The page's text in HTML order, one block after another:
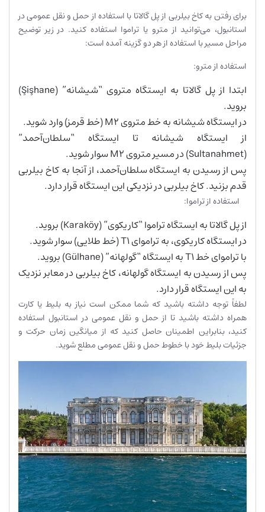
برای رفتن به کاخ بیلربی از پل گالاتا با استفاده از حمل و نقل عمومی در
استانبول، می‌توانید از مترو یا تراموا استفاده کنید. در زیر توضیح
مراحل مسیر با استفاده از هر دو گزینه آمده است:
استفاده از مترو:
ابتدا از پل گالاتا به ایستگاه متروی “شیشانه” (Şişhane)
بروید.
در ایستگاه شیشانه به خط متروی M2 (خط قرمز) وارد شوید.
از ایستگاه شیشانه تا ایستگاه “سلطان‌آحمد”
(Sultanahmet) در مسیر متروی M2 سوار شوید.
پس از رسیدن به ایستگاه سلطان‌آحمد، از آنجا به کاخ بیلربی
قدم بزنید. کاخ بیلربی در نزدیکی این ایستگاه قرار دارد.
استفاده از تراموا:
از پل گالاتا به ایستگاه تراموا “کاریکوی” (Karaköy) بروید.
در ایستگاه کاریکوی، به تراموای T1 (خط طلایی) سوار شوید.
با تراموای خط T1 به ایستگاه “گولهانه” (Gülhane) بروید.
پس از رسیدن به ایستگاه گولهانه، کاخ بیلربی در معابر نزدیک
به این ایستگاه قرار دارد.
لطفاً توجه داشته باشید که شما ممکن است نیاز به بلیط یا کارت
همراه داشته باشید تا از حمل و نقل عمومی در استانبول استفاده
کنید، بنابراین اطمینان حاصل کنید که از میانگین زمان حرکت و
جزئیات بلیط خود با خطوط حمل و نقل عمومی مطلع شوید.